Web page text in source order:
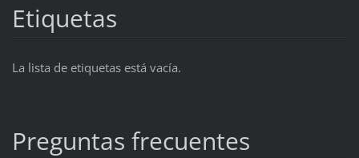
Etiquetas
La lista de etiquetas está vacía.
Preguntas frecuentes